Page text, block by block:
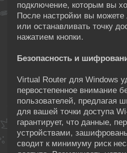
подключение, которым вы
После настройки вы можете
или останавливать точку
нажатием кнопки.
Безопасность и
Virtual Router для Windows
первостепенное внимание
пользователей, предлагая
для вашей точки доступа
гарантирует, что данные,
устройствами,
сводит к минимуму риск